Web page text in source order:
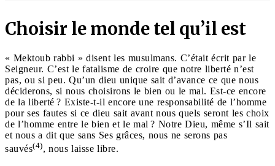
Choisir le monde tel qu’il est
« Mektoub rabbi » disent les musulmans. C’était écrit par le
Seigneur. C’est le fatalisme de croire que notre liberté n’est
pas, ou si peu. Qu’un dieu unique sait d’avance ce que nous
déciderons, si nous choisirons le bien ou le mal. Est-ce encore
de la liberté ? Existe-t-il encore une responsabilité de l’homme
pour ses fautes si ce dieu sait avant nous quels seront les choix
de l’homme entre le bien et le mal ? Notre Dieu, même s’Il sait
et nous a dit que sans Ses grâces, nous ne serons pas
sauvés(4), nous laisse libre.